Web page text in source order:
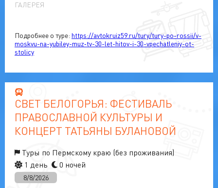
ГАЛЕРЕЯ
Подробнее о туре: https://avtokruiz59.ru/tury/tury-po-rossii/v-
moskvu-na-yubiley-muz‑tv-30-let-hitov-i-30-vpechatleniy-ot-
stolicy
СВЕТ БЕЛОГОРЬЯ: ФЕСТИВАЛЬ
ПРАВОСЛАВНОЙ КУЛЬТУРЫ И
КОНЦЕРТ ТАТЬЯНЫ БУЛАНОВОЙ
Туры по Пермскому краю (без проживания)
1 день
0 ночей
8/8/2026